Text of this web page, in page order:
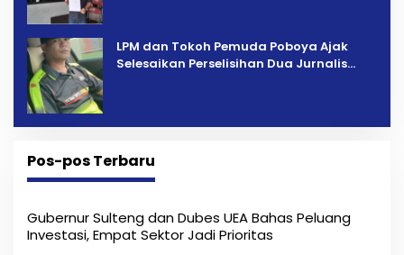
LPM dan Tokoh Pemuda Poboya Ajak
Selesaikan Perselisihan Dua Jurnalis
Pos-pos Terbaru
Gubernur Sulteng dan Dubes UEA Bahas Peluang
Investasi, Empat Sektor Jadi Prioritas